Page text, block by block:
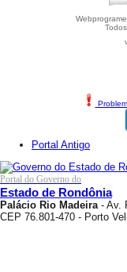
Portal Antigo
Portal do Governo do
Estado de Rondônia
Palácio Rio Madeira- Av.
CEP 76.801-470 - Porto